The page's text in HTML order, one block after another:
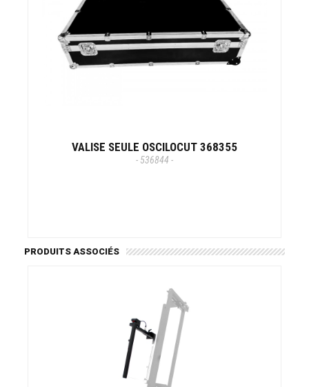
VALISE SEULE OSCILOCUT 368355
- 536844 -
PRODUITS ASSOCIÉS